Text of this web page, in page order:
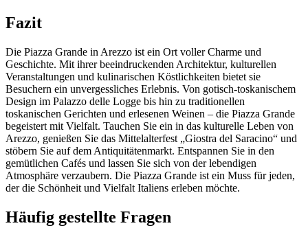
Fazit
Die Piazza Grande in Arezzo ist ein Ort voller Charme und
Geschichte. Mit ihrer beeindruckenden Architektur, kulturellen
Veranstaltungen und kulinarischen Köstlichkeiten bietet sie
Besuchern ein unvergessliches Erlebnis. Von gotisch-toskanischem
Design im Palazzo delle Logge bis hin zu traditionellen
toskanischen Gerichten und erlesenen Weinen – die Piazza Grande
begeistert mit Vielfalt. Tauchen Sie ein in das kulturelle Leben von
Arezzo, genießen Sie das Mittelalterfest „Giostra del Saracino“ und
stöbern Sie auf dem Antiquitätenmarkt. Entspannen Sie in den
gemütlichen Cafés und lassen Sie sich von der lebendigen
Atmosphäre verzaubern. Die Piazza Grande ist ein Muss für jeden,
der die Schönheit und Vielfalt Italiens erleben möchte.
Häufig gestellte Fragen